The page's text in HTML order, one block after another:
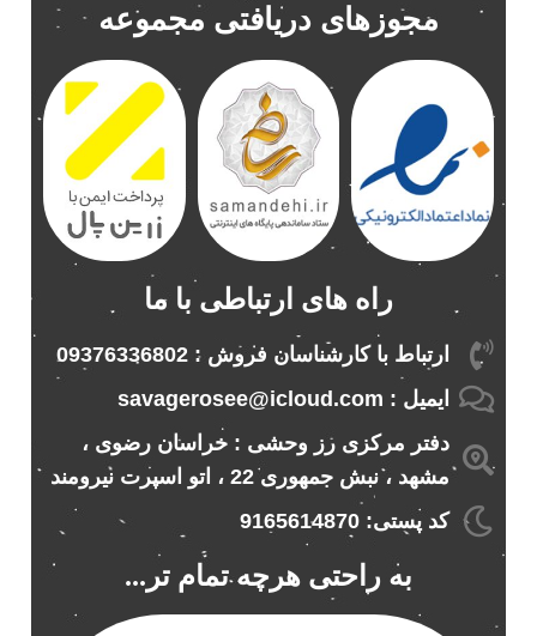
1
باند پاناتک 6928p
باند خودرو پاناتک
باند خودرو ناکامیچی
باند فابریک خودرو
باند فابریک ناکامیچی 1
باند ماشین ناکامیچی
باند ناکامیچی
پخش 207
پخش 405
پخش MVM 530
پخش MVM X22 1
پخش اریو 1
پخش ال 90 1
پخش النترا
پخش ام وی ام 4
پخش ام وی ام 530
مجوزهای دریافتی مجموعه
راه های ارتباطی با ما
ارتباط با کارشناسان فروش : 09376336802
ایمیل : savagerosee@icloud.com
دفتر مرکزی رز وحشی : خراسان رضوی ،
مشهد ، نبش جمهوری 22 ، اتو اسپرت نیرومند
کد پستی: 9165614870
به راحتی هرچه تمام تر...